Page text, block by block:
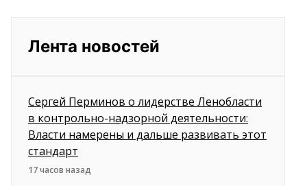
Лента новостей
Сергей Перминов о лидерстве Ленобласти
в контрольно-надзорной деятельности:
Власти намерены и дальше развивать этот
стандарт
17 часов назад